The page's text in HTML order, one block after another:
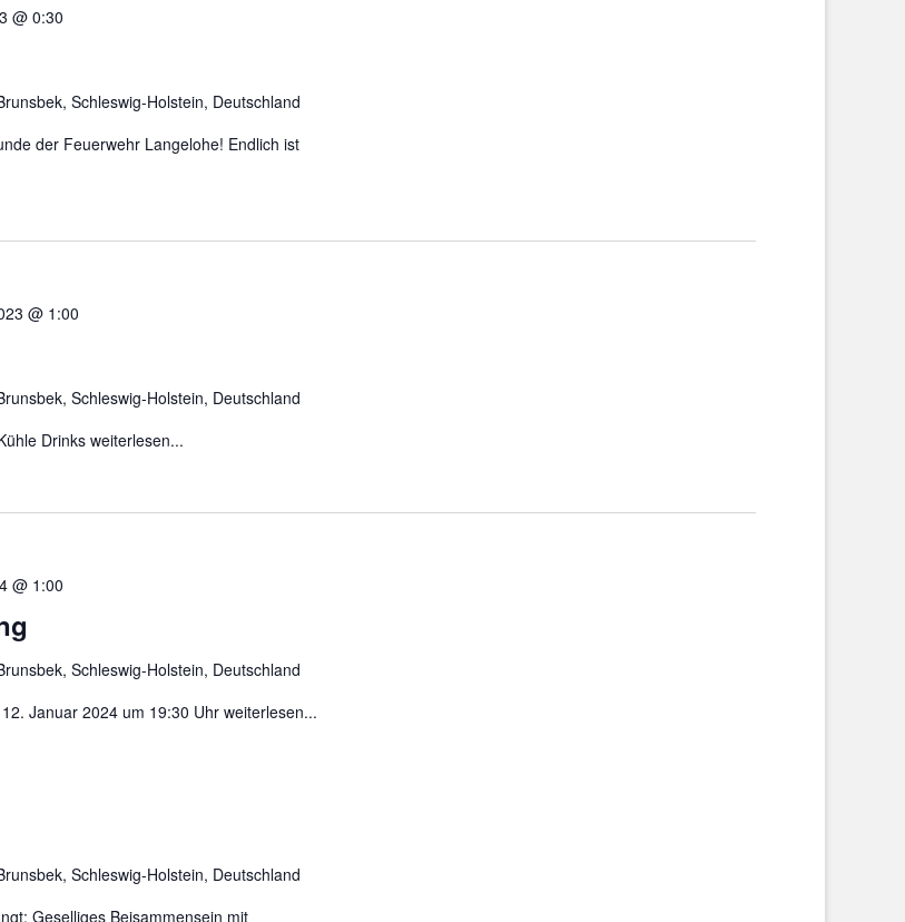
@ 0:30
Schleswig-Holstein, Deutschland
der Feuerwehr Langelohe! Endlich ist
@ 1:00
Schleswig-Holstein, Deutschland
Drinks weiterlesen...
@ 1:00
Schleswig-Holstein, Deutschland
Januar 2024 um 19:30 Uhrweiterlesen...
Schleswig-Holstein, Deutschland
Geselliges Beisammensein mit